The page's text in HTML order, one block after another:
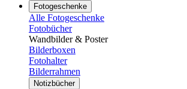
Fotogeschenke
Alle Fotogeschenke
Fotobücher
Wandbilder & Poster
Bilderboxen
Fotohalter
Bilderrahmen
Notizbücher